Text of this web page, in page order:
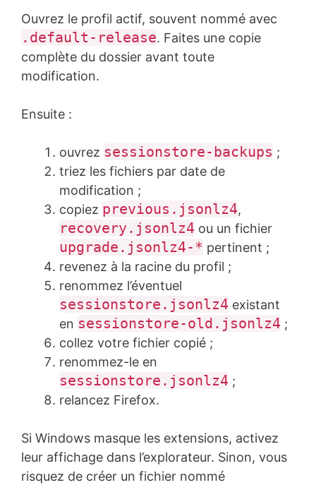
Ouvrez le profil actif, souvent nommé avec
.default-release. Faites une copie
complète du dossier avant toute
modification.
Ensuite :
ouvrez sessionstore-backups ;
triez les fichiers par date de
modification ;
copiez previous.jsonlz4,
recovery.jsonlz4 ou un fichier
upgrade.jsonlz4-* pertinent ;
revenez à la racine du profil ;
renommez l’éventuel
sessionstore.jsonlz4 existant
en sessionstore-old.jsonlz4 ;
collez votre fichier copié ;
renommez-le en
sessionstore.jsonlz4 ;
relancez Firefox.
Si Windows masque les extensions, activez
leur affichage dans l’explorateur. Sinon, vous
risquez de créer un fichier nommé